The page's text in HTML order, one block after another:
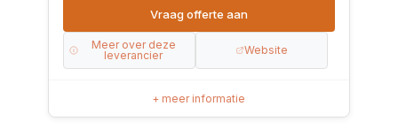
Vraag offerte aan
Meer over deze
leverancier
Website
+ meer informatie